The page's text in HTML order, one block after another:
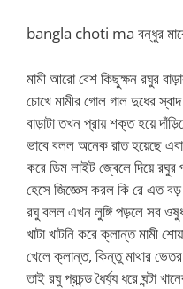
bangla choti ma বন্ধুর মাকে
মামী আরো বেশ কিছুক্ষন রঘুর
চোখে মামীর গোল গাল দুধের
বাড়াটা তখন প্রায় শক্ত হয়ে
ভাবে বলল অনেক রাত হয়েছে
করে ডিম লাইট জ্বেলে দিয়ে
হেসে জিজ্ঞেস করল কি রে এত
রঘু বলল এখন লুঙ্গি পড়লে সব
খাটা খাটনি করে ক্লান্ত মামী
খেলে ক্লান্ত, কিন্তু মাথার
তাই রঘু প্রচন্ড ধৈর্য্য ধরে ঘন্টা